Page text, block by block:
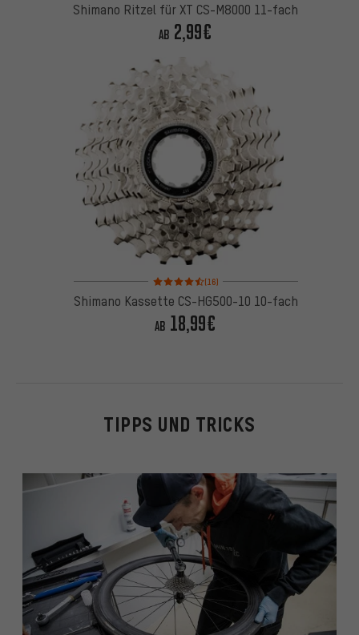
Shimano Ritzel für XT CS-M8000 11-fach
AB 2,99€
Bewertungen: 4,5 von 5 basierend auf 16
(16)
Shimano Kassette CS-HG500-10 10-fach
AB 18,99€
TIPPS UND TRICKS